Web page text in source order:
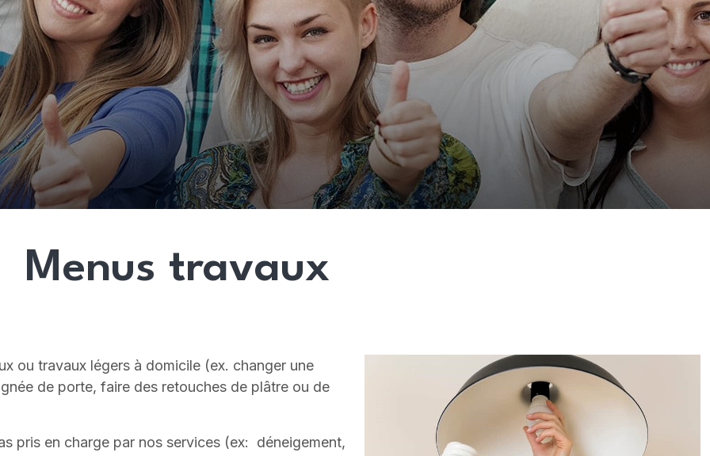
Menus travaux
ou travaux légers à domicile (ex. changer une
de porte, faire des retouches de plâtre ou de
pris en charge par nos services (ex: déneigement,